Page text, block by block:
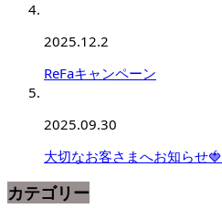
2025.12.2
ReFaキャンペーン
2025.09.30
大切なお客さまへお知らせ🍓
カテゴリー